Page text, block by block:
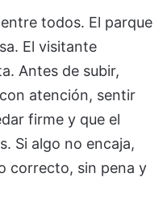
todos. El parque
El visitante
Antes de subir,
con atención, sentir
firme y que el
Si algo no encaja,
correcto, sin pena y